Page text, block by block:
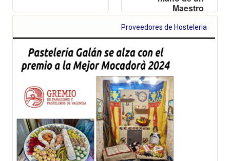
Maestro
Proveedores de Hosteleria